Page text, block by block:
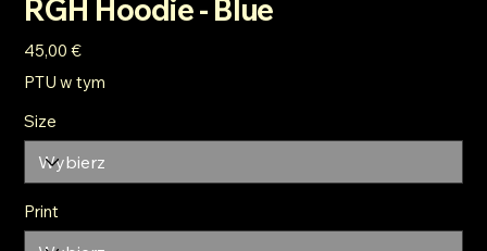
RGH Hoodie - Blue
Cena
45,00 €
PTU w tym
Size
Print